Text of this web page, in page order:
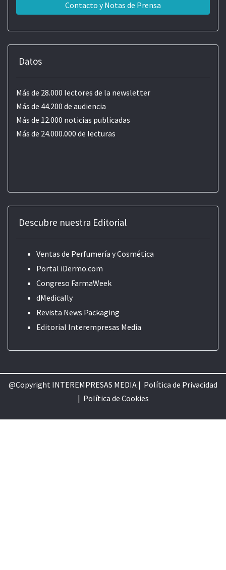
Contacto y Notas de Prensa
Datos
Más de 28.000 lectores de la newsletter
Más de 44.200 de audiencia
Más de 12.000 noticias publicadas
Más de 24.000.000 de lecturas
Descubre nuestra Editorial
Ventas de Perfumería y Cosmética
Portal iDermo.com
Congreso FarmaWeek
dMedically
Revista News Packaging
Editorial Interempresas Media
@Copyright INTEREMPRESAS MEDIA | Política de Privacidad
| Política de Cookies